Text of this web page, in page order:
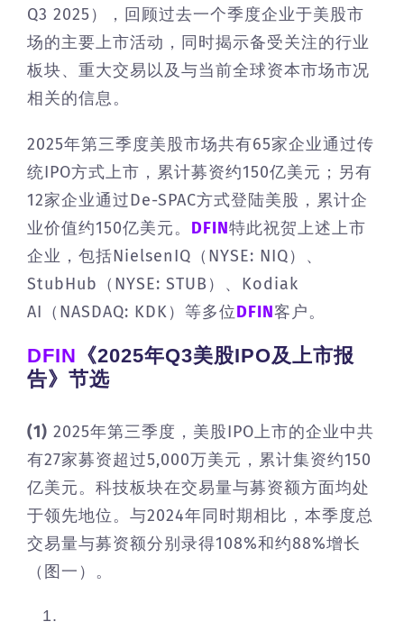
Q3 2025），回顾过去一个季度企业于美股市
场的主要上市活动，同时揭示备受关注的行业
板块、重大交易以及与当前全球资本市场市况
相关的信息。
2025年第三季度美股市场共有65家企业通过传
统IPO方式上市，累计募资约150亿美元；另有
12家企业通过De-SPAC方式登陆美股，累计企
业价值约150亿美元。 DFIN特此祝贺上述上市
企业，包括NielsenIQ（NYSE: NIQ）、
StubHub（NYSE: STUB）、Kodiak
AI（NASDAQ: KDK）等多位DFIN客户。
DFIN 《2025年Q3美股IPO及上市报
告》节选
(1) 2025年第三季度，美股IPO上市的企业中共
有27家募资超过5,000万美元，累计集资约150
亿美元。科技板块在交易量与募资额方面均处
于领先地位。与2024年同时期相比，本季度总
交易量与募资额分别录得108%和约88%增长
（图一）。